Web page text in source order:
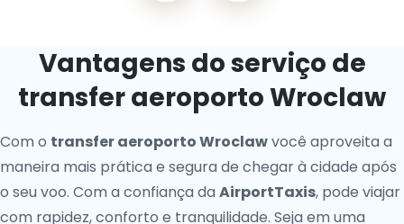
Vantagens do serviço de
transfer aeroporto Wroclaw
Com o transfer aeroporto Wroclawvocê aproveita a
maneira mais prática e segura de chegar à cidade após
o seu voo. Com a confiança da AirportTaxis, pode viajar
com rapidez, conforto e tranquilidade. Seja em uma